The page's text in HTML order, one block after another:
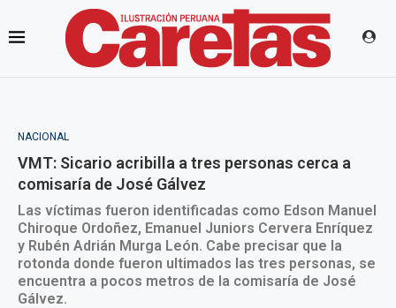
NACIONAL
VMT: Sicario acribilla a tres personas cerca a
comisaría de José Gálvez
Las víctimas fueron identificadas como Edson Manuel
Chiroque Ordoñez, Emanuel Juniors Cervera Enríquez
y Rubén Adrián Murga León. Cabe precisar que la
rotonda donde fueron ultimados las tres personas, se
encuentra a pocos metros de la comisaría de José
Gálvez.